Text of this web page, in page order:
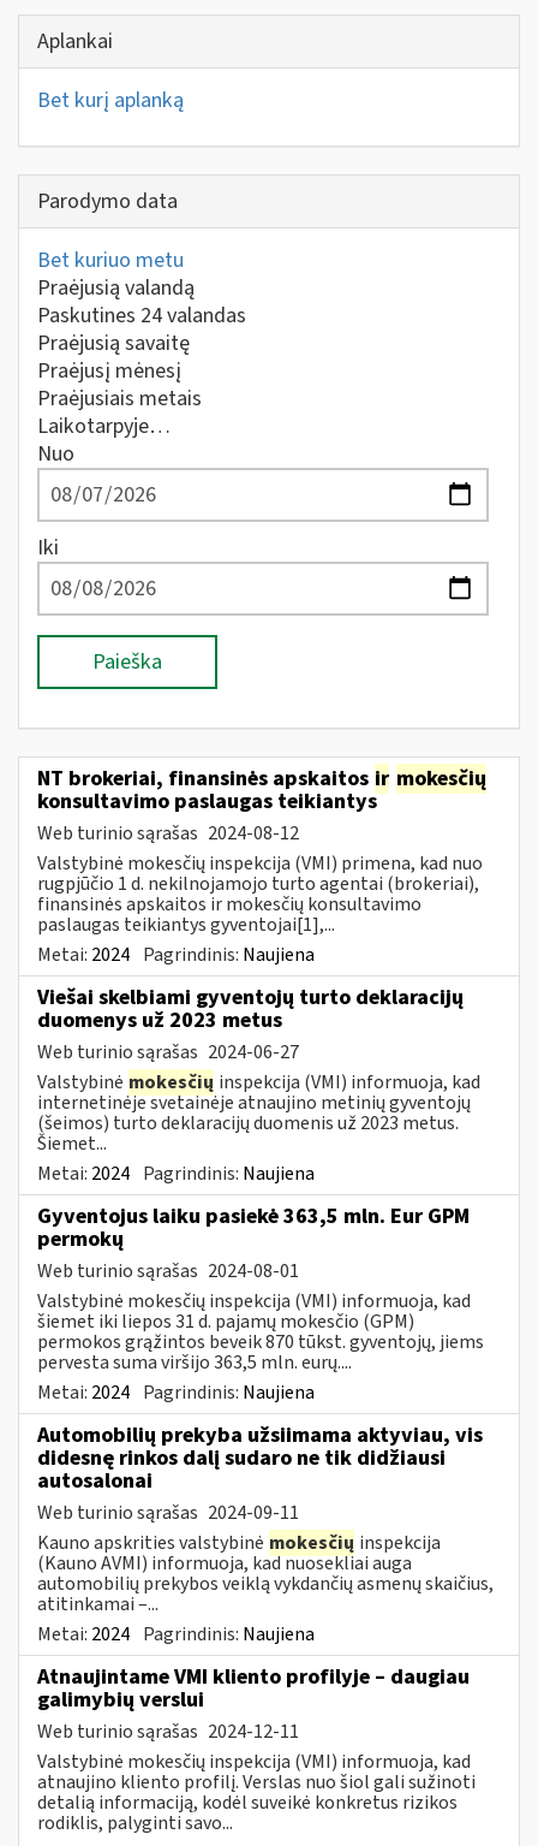
Aplankai
Bet kurį aplanką
Parodymo data
Bet kuriuo metu
Praėjusią valandą
Paskutines 24 valandas
Praėjusią savaitę
Praėjusį mėnesį
Praėjusiais metais
Laikotarpyje…
Nuo
Iki
Paieška
NT brokeriai, finansinės apskaitos ir mokesčių
konsultavimo paslaugas teikiantys
Web turinio sąrašas 2024-08-12
Valstybinė mokesčių inspekcija (VMI) primena, kad nuo
rugpjūčio 1 d. nekilnojamojo turto agentai (brokeriai),
finansinės apskaitos ir mokesčių konsultavimo
paslaugas teikiantys gyventojai[1],...
Metai: 2024 Pagrindinis: Naujiena
Viešai skelbiami gyventojų turto deklaracijų
duomenys už 2023 metus
Web turinio sąrašas 2024-06-27
Valstybinė mokesčių inspekcija (VMI) informuoja, kad
internetinėje svetainėje atnaujino metinių gyventojų
(šeimos) turto deklaracijų duomenis už 2023 metus.
Šiemet...
Metai: 2024 Pagrindinis: Naujiena
Gyventojus laiku pasiekė 363,5 mln. Eur GPM
permokų
Web turinio sąrašas 2024-08-01
Valstybinė mokesčių inspekcija (VMI) informuoja, kad
šiemet iki liepos 31 d. pajamų mokesčio (GPM)
permokos grąžintos beveik 870 tūkst. gyventojų, jiems
pervesta suma viršijo 363,5 mln. eurų....
Metai: 2024 Pagrindinis: Naujiena
Automobilių prekyba užsiimama aktyviau, vis
didesnę rinkos dalį sudaro ne tik didžiausi
autosalonai
Web turinio sąrašas 2024-09-11
Kauno apskrities valstybinė mokesčių inspekcija
(Kauno AVMI) informuoja, kad nuosekliai auga
automobilių prekybos veiklą vykdančių asmenų skaičius,
atitinkamai –...
Metai: 2024 Pagrindinis: Naujiena
Atnaujintame VMI kliento profilyje – daugiau
galimybių verslui
Web turinio sąrašas 2024-12-11
Valstybinė mokesčių inspekcija (VMI) informuoja, kad
atnaujino kliento profilį. Verslas nuo šiol gali sužinoti
detalią informaciją, kodėl suveikė konkretus rizikos
rodiklis, palyginti savo...